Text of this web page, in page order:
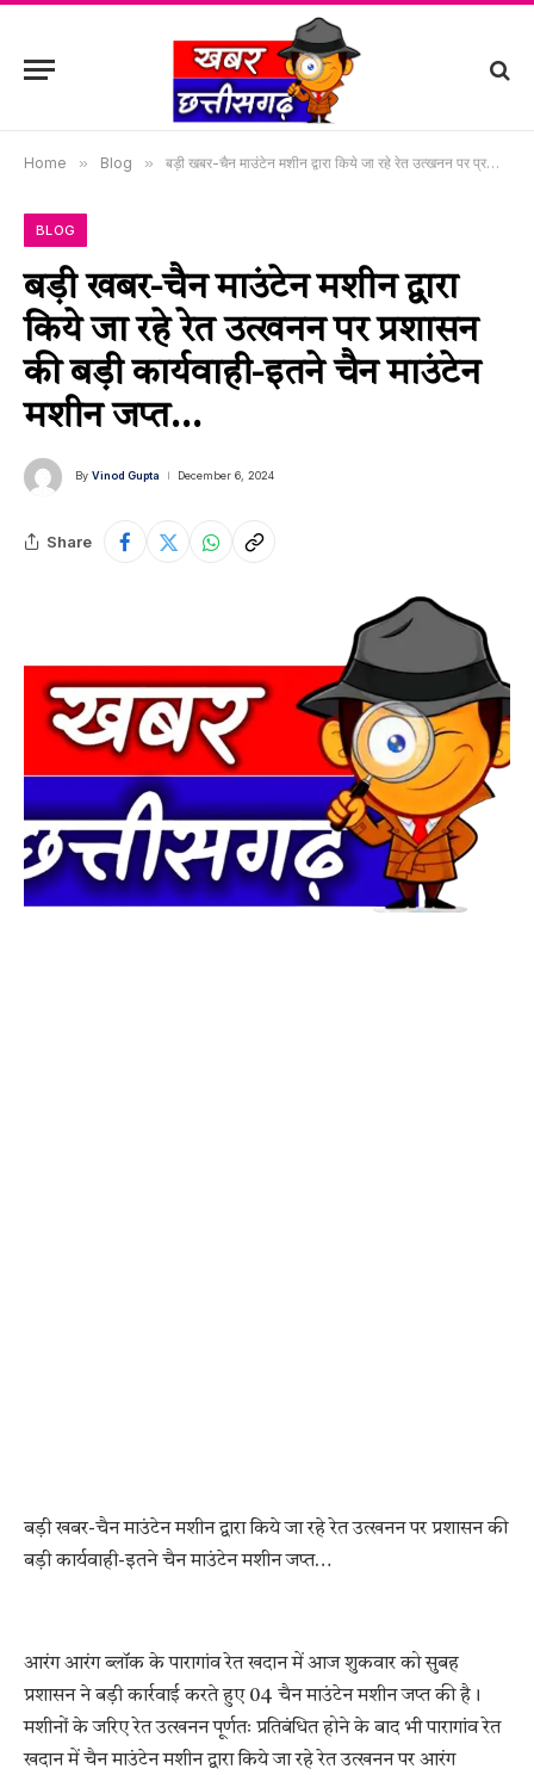
Home » Blog » बड़ी खबर-चैन माउंटेन मशीन द्वारा किये जा रहे रेत उत्खनन पर प्रशासन की बड़ी कार्यवाही-इतने चैन माउंटेन मशीन जप्त…
BLOG
बड़ी खबर-चैन माउंटेन मशीन द्वारा
किये जा रहे रेत उत्खनन पर प्रशासन
की बड़ी कार्यवाही-इतने चैन माउंटेन
मशीन जप्त…
By Vinod Gupta December 6, 2024
Share
बड़ी खबर-चैन माउंटेन मशीन द्वारा किये जा रहे रेत उत्खनन पर प्रशासन की
बड़ी कार्यवाही-इतने चैन माउंटेन मशीन जप्त…
आरंग आरंग ब्लॉक के पारागांव रेत खदान में आज शुकवार को सुबह
प्रशासन ने बड़ी कार्रवाई करते हुए 04 चैन माउंटेन मशीन जप्त की है।
मशीनों के जरिए रेत उत्खनन पूर्णतः प्रतिबंधित होने के बाद भी पारागांव रेत
खदान में चैन माउंटेन मशीन द्वारा किये जा रहे रेत उत्खनन पर आरंग